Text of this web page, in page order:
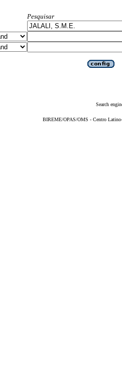
Pesquisar
Search
BIREME/OPAS/OMS - Centro Latino-